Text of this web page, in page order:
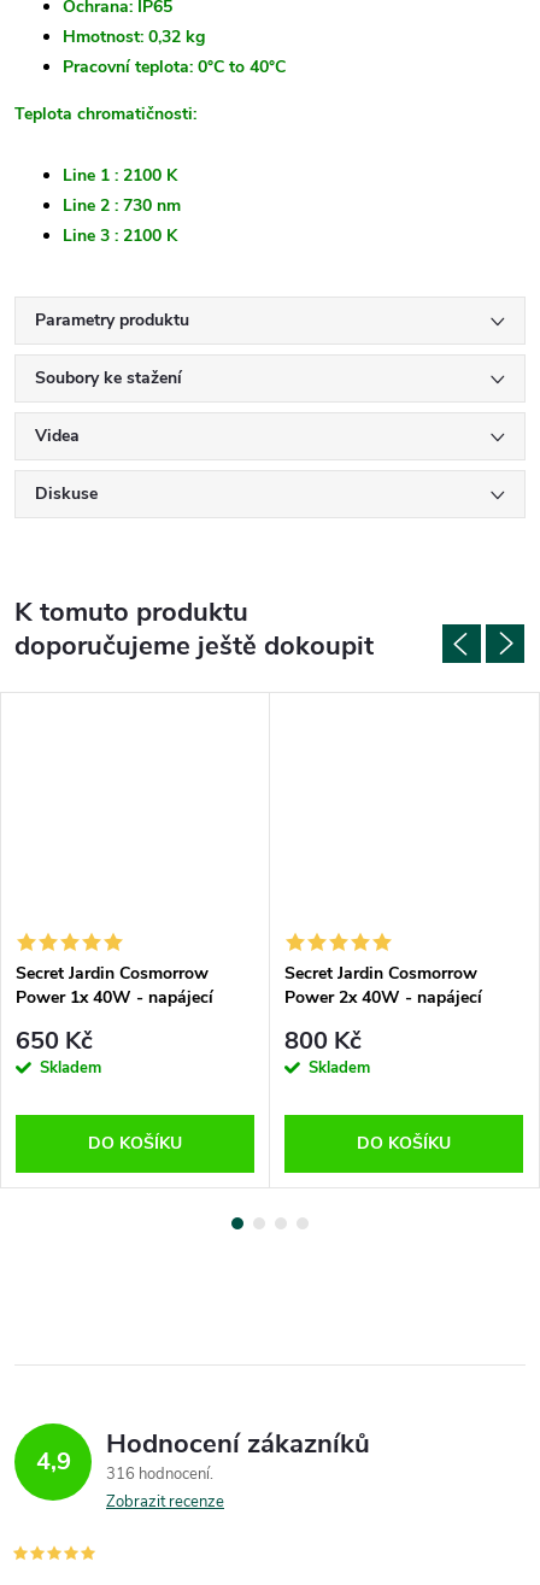
Ochrana: IP65
Hmotnost: 0,32 kg
Pracovní teplota: 0°C to 40°C
Teplota chromatičnosti:
Line 1 : 2100 K
Line 2 : 730 nm
Line 3 : 2100 K
Parametry produktu
Soubory ke stažení
Videa
Diskuse
K tomuto produktu
doporučujeme ještě dokoupit
Secret Jardin Cosmorrow
Power 1x 40W - napájecí
650 Kč
Skladem
DO KOŠÍKU
Secret Jardin Cosmorrow
Power 2x 40W - napájecí
800 Kč
Skladem
DO KOŠÍKU
4,9 Hodnocení zákazníků
316 hodnocení
Zobrazit recenze